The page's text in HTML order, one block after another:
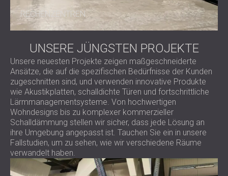
RECHENZENTREN
UNSERE JÜNGSTEN PROJEKTE
Unsere neuesten Projekte zeigen maßgeschneiderte
Ansätze, die auf die spezifischen Bedürfnisse der Kunden
zugeschnitten sind, und verwenden innovative Produkte
wie Akustikplatten, schalldichte Türen und fortschrittliche
Lärmmanagementsysteme. Von hochwertigen
Wohndesigns bis zu komplexer kommerzieller
Schalldämmung stellen wir sicher, dass jede Lösung an
ihre Umgebung angepasst ist. Tauchen Sie ein in unsere
Fallstudien, um zu sehen, wie wir verschiedene Räume
verwandelt haben.